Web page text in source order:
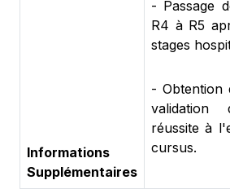
Informations
Supplémentaires
- Passage
R4 à R5
stages
- Obtention
réussite à
cursus.